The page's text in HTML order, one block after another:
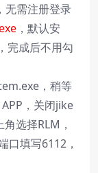
，无需注册登录
，默认安
完成后不用勾
，稍等
，关闭jike
选择RLM，
口填写6112，